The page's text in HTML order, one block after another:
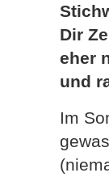
Dir
eher
und
Im